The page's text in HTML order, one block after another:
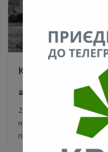
Киевский
29 января 1946-го — в
нацистских
преступления в Украине